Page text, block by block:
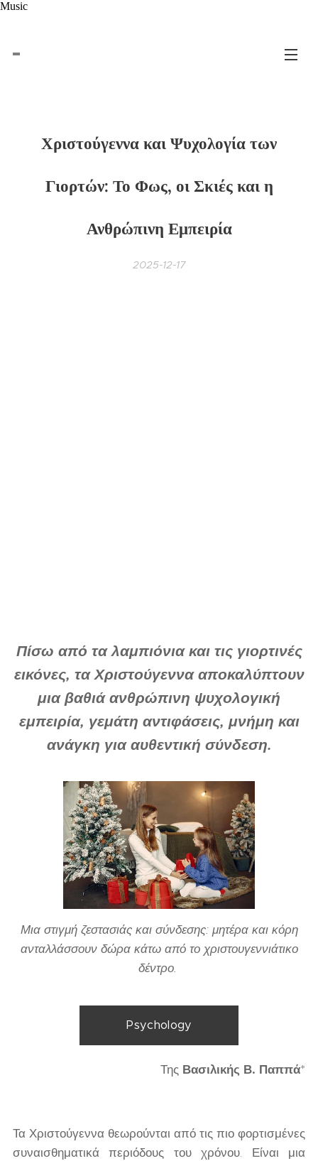
Music
Χριστούγεννα και Ψυχολογία των
Γιορτών: Το Φως, οι Σκιές και η
Ανθρώπινη Εμπειρία
2025-12-17
Πίσω από τα λαμπιόνια και τις γιορτινές
εικόνες, τα Χριστούγεννα αποκαλύπτουν
μια βαθιά ανθρώπινη ψυχολογική
εμπειρία, γεμάτη αντιφάσεις, μνήμη και
ανάγκη για αυθεντική σύνδεση.
Μια στιγμή ζεστασιάς και σύνδεσης: μητέρα και κόρη
ανταλλάσσουν δώρα κάτω από το χριστουγεννιάτικο
δέντρο.
Psychology
Της Βασιλικής Β. Παππά*
Τα Χριστούγεννα θεωρούνται από τις πιο φορτισμένες
συναισθηματικά περιόδους του χρόνου. Είναι μια